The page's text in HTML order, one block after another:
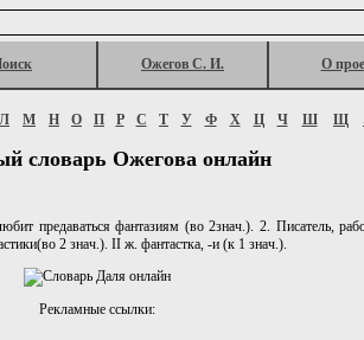
Ожегов С. И. О
Л М Н О П Р С Т У Ф Х Ц Ч Ш Щ
словарь Ожегова онлайн
предаваться фантазиям (во 2знач.). 2. Писатель,
2 знач.). II ж. фантастка, -и (к 1 знач.).
Рекламные ссылки: